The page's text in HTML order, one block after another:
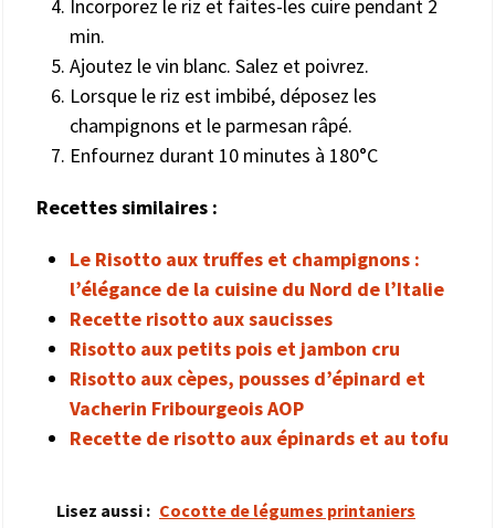
Incorporez le riz et faites-les cuire pendant 2
min.
Ajoutez le vin blanc. Salez et poivrez.
Lorsque le riz est imbibé, déposez les
champignons et le parmesan râpé.
Enfournez durant 10 minutes à 180°C
Recettes similaires :
Le Risotto aux truffes et champignons :
l’élégance de la cuisine du Nord de l’Italie
Recette risotto aux saucisses
Risotto aux petits pois et jambon cru
Risotto aux cèpes, pousses d’épinard et
Vacherin Fribourgeois AOP
Recette de risotto aux épinards et au tofu
Lisez aussi : Cocotte de légumes printaniers